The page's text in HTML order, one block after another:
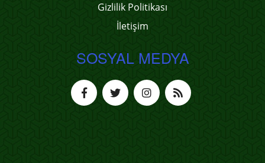
Gizlilik Politikası
İletişim
SOSYAL MEDYA